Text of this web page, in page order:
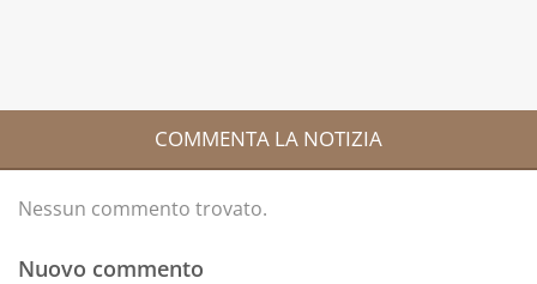
COMMENTA LA NOTIZIA
Nessun commento trovato.
Nuovo commento